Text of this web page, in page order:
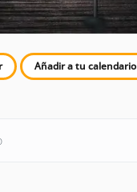
Añadir a tu calendario